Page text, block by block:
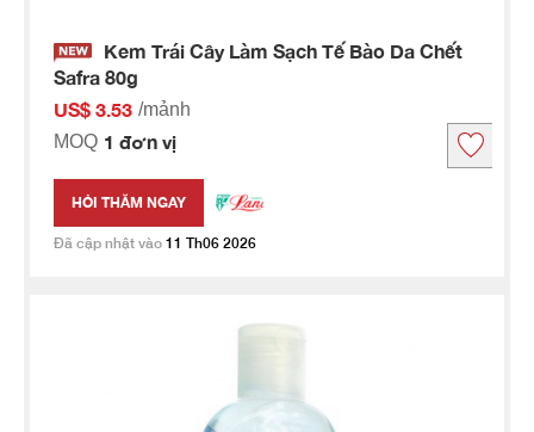
Kem Trái Cây Làm Sạch Tế Bào Da Chết
Safra 80g
US$ 3.53 /mảnh
MOQ 1 đơn vị
HỎI THĂM NGAY
Đã cập nhật vào 11 Th06 2026